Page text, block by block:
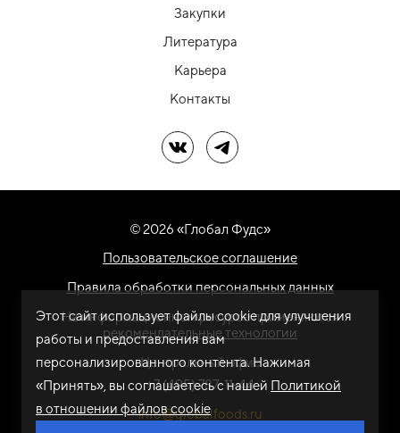
Закупки
Литература
Карьера
Контакты
Мы в ВКМы в Telegram
© 2026 «Глобал Фудс»
Пользовательское соглашение
Правила обработки персональных данных
На информационном ресурсе применяются
рекомендательные технологии
Центральный офис
+7 (495) 787-11-44
info@globalfoods.ru
Этот сайт использует файлы cookie для улучшения
работы и предоставления вам
персонализированного контента. Нажимая
«Принять», вы соглашаетесь с нашей Политикой
в отношении файлов cookie